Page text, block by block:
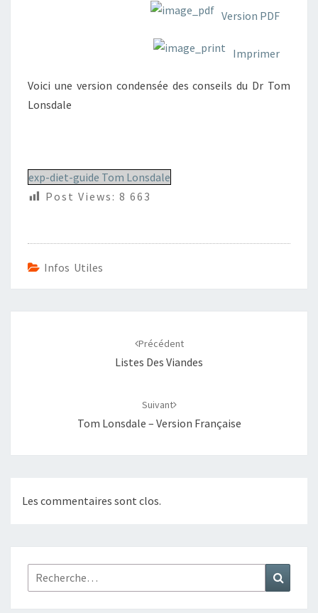
SIMPLIFIÉEVersion PDF
Imprimer
Voici une version condensée des conseils du Dr Tom
Lonsdale
exp-diet-guide Tom Lonsdale
Post Views: 8 663
Infos Utiles
Précédent
Listes Des Viandes
Suivant
Tom Lonsdale – Version Française
Les commentaires sont clos.
Rechercher :